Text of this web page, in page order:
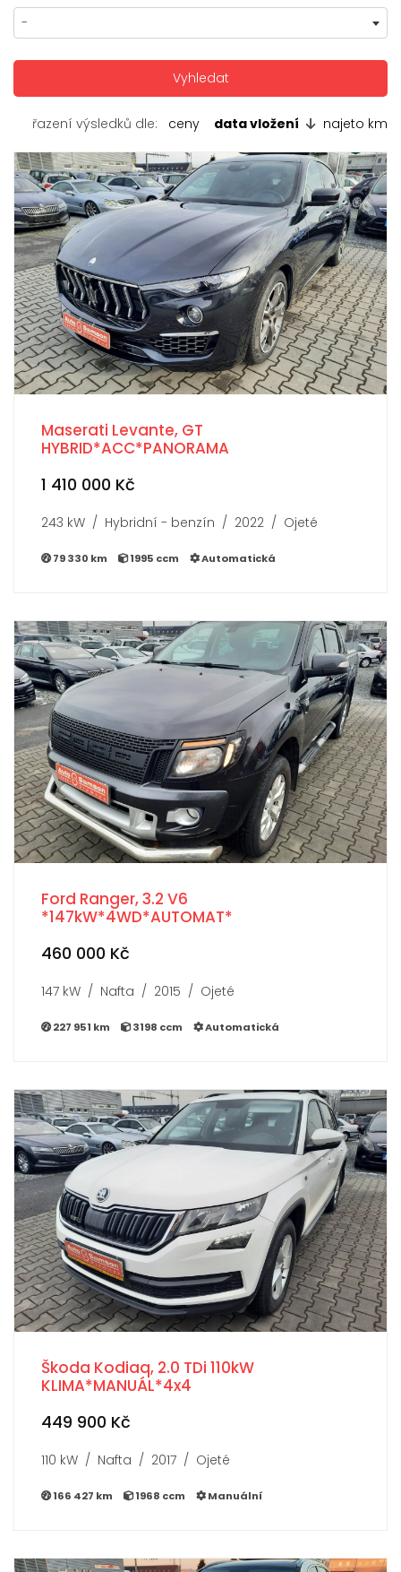
-
řazení výsledků dle: ceny data vložení najeto km
Maserati Levante, GT
HYBRID*ACC*PANORAMA
1 410 000 Kč
243 kW / Hybridní - benzín / 2022 / Ojeté
79 330 km 1995 ccm Automatická
Ford Ranger, 3.2 V6
*147kW*4WD*AUTOMAT*
460 000 Kč
147 kW / Nafta / 2015 / Ojeté
227 951 km 3198 ccm Automatická
Škoda Kodiaq, 2.0 TDi 110kW
KLIMA*MANUÁL*4x4
449 900 Kč
110 kW / Nafta / 2017 / Ojeté
166 427 km 1968 ccm Manuální